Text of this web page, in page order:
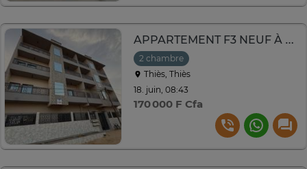
APPARTEMENT F3 NEUF À THIÈS
2 chambre
Thiès, Thiès
18. juin, 08:43
170 000 F Cfa